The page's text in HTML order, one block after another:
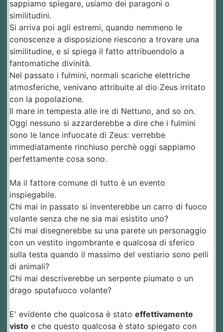
sappiamo spiegare, usiamo dei paragoni o
similitudini.
Si arriva poi agli estremi, quando nemmeno le
conoscenze a disposizione riescono a trovare una
similitudine, e si spiega il fatto attribuendolo a
fantomatiche divinità.
Nel passato i fulmini, normali scariche elettriche
atmosferiche, venivano attribuite al dio Zeus irritato
con la popolazione.
Il mare in tempesta alle ire di Nettuno, and so on.
Oggi nessuno si azzarderebbe a dire che i fulmini
sono le lance infuocate di Zeus: verrebbe
immediatamente rinchiuso perchè oggi sappiamo
perfettamente cosa sono.
Ma il fattore comune di tutto è un evento
inspiegabile.
Chi mai in passato si inventerebbe un carro di fuoco
volante senza che ne sia mai esistito uno?
Chi mai disegnerebbe su una parete un personaggio
con un vestito ingombrante e qualcosa di sferico
sulla testa quando il massimo del vestiario sono pelli
di animali?
Chi mai descriverebbe un serpente piumato o un
drago sputafuoco volante?
E' evidente che qualcosa è stato effettivamente
visto e che questo qualcosa è stato spiegato con